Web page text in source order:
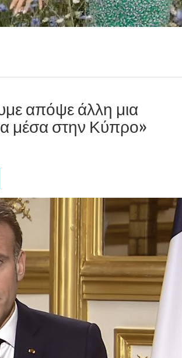
απόψε άλλη μια
μέσα στην Κύπρο»